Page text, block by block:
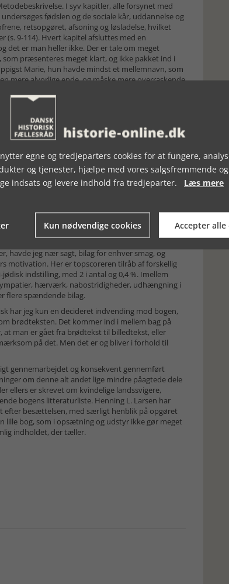
I syv kapitler, alle forsynet med
fødslen og de sociale kår, uddannelse og
retsopgøret, afsoning og løsladelse, hvilket
(s. 9-114). Hvert kapitel afsluttes med en
det er man heller ikke. Der er tale om meget
præsenteres meget klart, og ikke pakket ind i
Marie, hun havde mindst et mellemnavn, som
mere alvorlige ende, og måske mere overraskende
de kvindelige landssvigere begik én
flere forskellige typer landssvigerkriminalitet.
De mange delkonklusioner skal ikke
almindelige opfattelse, især i datiden, er, at
af tilfælde af landssvigerkriminalitet, nemlig i
til én repræsentant for besættelsesmagten;
også kunne være tale om et forhold til en dansk
om udbredt promiskuøs adfærd, men om, at
bekræftes opfattelser og fordomme af, at
var overrepræsenteret hvad angik
den kvindelige landssviger i gennemsnit modtog
som besættelseshistorisk interesserede
med opgørelser over forhold, som nok ikke
på retsopgøret efter besættelsen, som f.eks. top ti
havde jeg nær sagt, bilag for enhver smag, og
motivation. Her er topscoreren tilråb af forskellig
indstilling, med 2 i antal og 0,4 %. Imellem
hærværk, nabostridigheder, udhængning i
flere spændende bilag.
har jeg kun en decideret indvending mod bogen,
brødteksten. Det kommer ind i mellem bag på
man er gået fra brødtekst til billedtekst, eller
på det. Men det er og bliver i forhold til
gennemarbejdet og konsekvent gennemført
om denne alt andet lige mindre påagtede dele
ellers er skrevet om kvindelige landssvigere,
bogens litteraturliste. Henning L. Larsen har
besættelsen, med særligt henblik på opgøret
lille bog, som i opsætning og udstyr ikke gør meget
indholdet, der tæller.
egne og tredjeparters cookies for at fungere,
og tjenester, hjælpe med vores salgsfremmende og
indsats og levere indhold fra tredjeparter. Læs mere
Kun nødvendige cookies Accepter alle